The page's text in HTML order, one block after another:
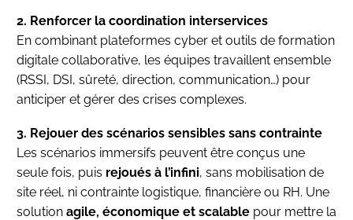
2. Renforcer la coordination interservices
En combinant plateformes cyber et outils de formation
digitale collaborative, les équipes travaillent ensemble
(RSSI, DSI, sûreté, direction, communication…) pour
anticiper et gérer des crises complexes.
3. Rejouer des scénarios sensibles sans contrainte
Les scénarios immersifs peuvent être conçus une
seule fois, puis rejoués à l’infini, sans mobilisation de
site réel, ni contrainte logistique, financière ou RH. Une
solution agile, économique et scalable pour mettre la